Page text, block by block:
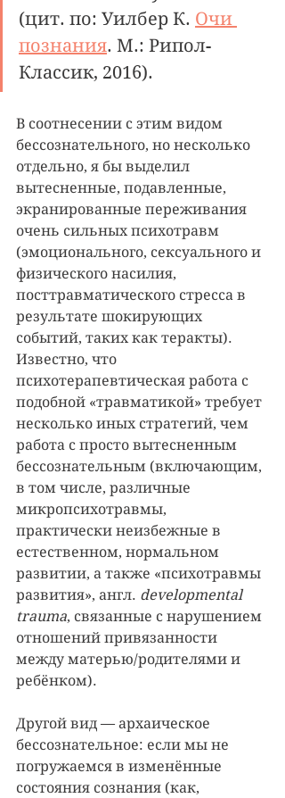
(цит. по: Уилбер К. Очи
познания. М.: Рипол-
Классик, 2016).
В соотнесении с этим видом
бессознательного, но несколько
отдельно, я бы выделил
вытесненные, подавленные,
экранированные переживания
очень сильных психотравм
(эмоционального, сексуального и
физического насилия,
посттравматического стресса в
результате шокирующих
событий, таких как теракты).
Известно, что
психотерапевтическая работа с
подобной «травматикой» требует
несколько иных стратегий, чем
работа с просто вытесненным
бессознательным (включающим,
в том числе, различные
микропсихотравмы,
практически неизбежные в
естественном, нормальном
развитии, а также «психотравмы
развития», англ. developmental
trauma, связанные с нарушением
отношений привязанности
между матерью/родителями и
ребёнком).
Другой вид — архаическое
бессознательное: если мы не
погружаемся в изменённые
состояния сознания (как,